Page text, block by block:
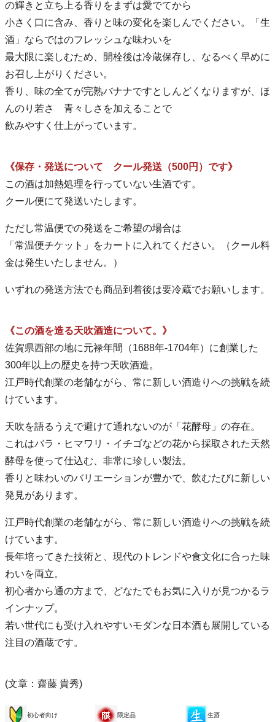
の輝きと立ち上る香りをまずは愛でてから
小さく口に含み、香りと味の変化を楽しんでください。「生
酒」ならではのフレッシュな味わいを
最大限に楽しむため、開栓後は冷蔵保存し、なるべく早めに
お召し上がりください。
香り、味の全てが完熟バナナですとしんどくなりますが、ほ
んのり若さ 青々しさを加えることで
飲みやすく仕上がっています。
《保存・発送について クール発送（500円）です》
この酒は加熱処理を行っていない生酒です。
クール便にて発送いたします。
ただし常温便での発送をご希望の場合は
「常温便チケット」をカートに入れてください。（クール料
金は発生いたしません。）
いずれの発送方法でも商品到着後は要冷蔵でお願いします。
《この酒を造る天吹酒造について。》
佐賀県西部の地に元禄年間（1688年-1704年）に創業した
300年以上の歴史を持つ天吹酒造。
江戸時代創業の老舗ながら、常に新しい酒造りへの挑戦を続
けています。
天吹を語るうえで避けて通れないのが「花酵母」の存在。
これはバラ・ヒマワリ・イチゴなどの花から採取された天然
酵母を使って仕込む、非常に珍しい製法。
香りと味わいのバリエーションが豊かで、飲むたびに新しい
発見があります。
江戸時代創業の老舗ながら、常に新しい酒造りへの挑戦を続
けています。
長年培ってきた技術と、現代のトレンドや食文化に合った味
わいを両立。
初心者から通の方まで、どなたでもお気に入りが見つかるラ
インナップ。
若い世代にも受け入れやすいモダンな日本酒も展開している
注目の酒蔵です。
(文章：齋藤 貴秀)
初心者向け 限定品 生酒